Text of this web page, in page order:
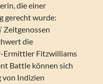
die einer
gerecht wurde:
Zeitgenossen
die
Ermittler Fitzwilliams
Battle können sich
von Indizien